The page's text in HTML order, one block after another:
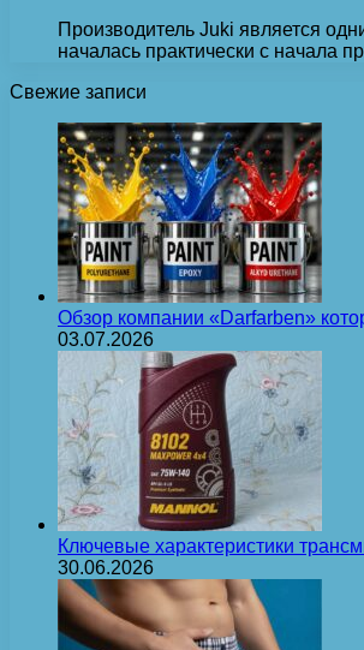
Производитель Juki является
началась практически с начала
Свежие записи
Обзор компании «Darfarben»
03.07.2026
Ключевые характеристики
30.06.2026